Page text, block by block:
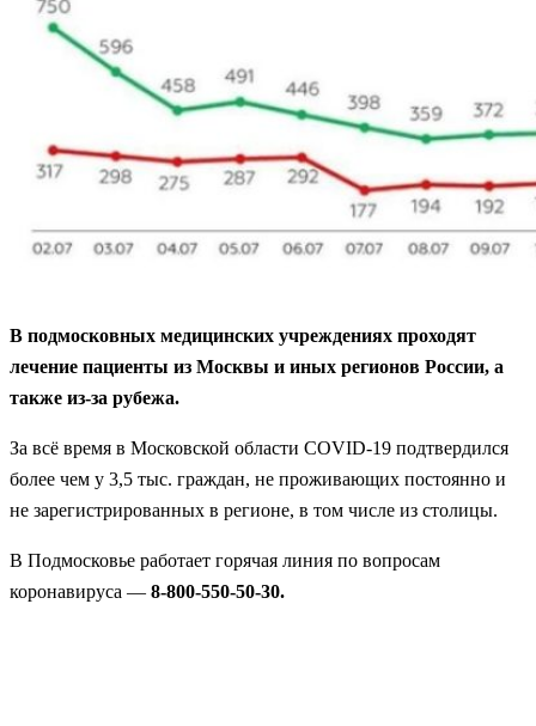
В подмосковных медицинских учреждениях проходят
лечение пациенты из Москвы и иных регионов России, а
также из-за рубежа.
За всё время в Московской области СOVID-19 подтвердился
более чем у 3,5 тыс. граждан, не проживающих постоянно и
не зарегистрированных в регионе, в том числе из столицы.
В Подмосковье работает горячая линия по вопросам
коронавируса — 8-800-550-50-30.